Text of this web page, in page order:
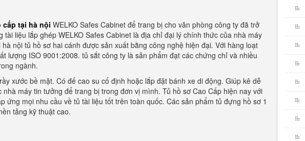
tại hà nội WELKO Safes Cabinet để trang bị cho văn phòng công ty đã trở
liệu lắp ghép WELKO Safes Cabinet là địa chỉ đại lý chính thức của nhà máy
nội tủ hồ sơ hai cánh được sản xuất bằng công nghệ hiện đại. Với hàng loạt
lượng ISO 9001:2008. tủ sắt công ty là sản phẩm đạt các chứng chỉ và nhiều
ngành.
xước bề mặt. Có đế cao su cố định hoặc lắp đặt bánh xe di động. Giúp kê dễ
máy tin tưởng để trang bị trong đơn vị mình. Tủ hồ sơ Cao Cấp hiện nay với
ứng mọi nhu cầu về tủ tài liệu tốt trên toàn quốc. Các sản phẩm tủ đựng hồ sơ 1
tảng kỹ thuật cao.